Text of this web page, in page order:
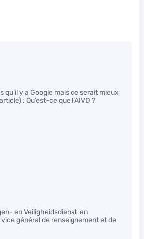
qu’il y a Google mais ce serait mieux
: Qu’est-ce que l’AIVD ?
en Veiligheidsdienst en
général de renseignement et de